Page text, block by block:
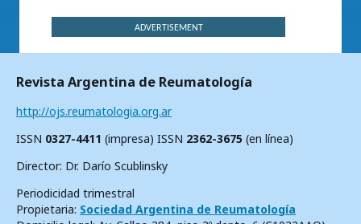
ADVERTISEMENT
Revista Argentina de Reumatología
http://ojs.reumatologia.org.ar
ISSN 0327-4411 (impresa) ISSN 2362-3675 (en línea)
Director: Dr. Darío Scublinsky
Periodicidad trimestral
Propietaria: Sociedad Argentina de Reumatología